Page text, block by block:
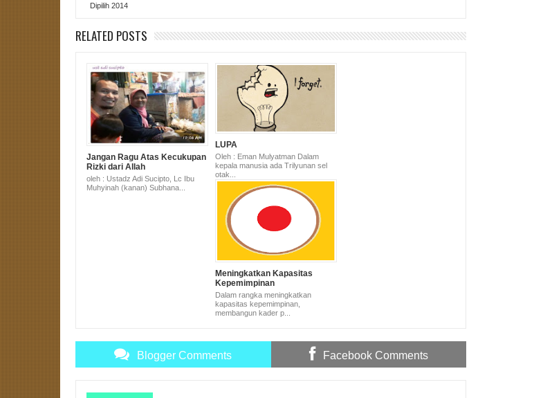
Dipilih 2014
RELATED POSTS
Jangan Ragu Atas Kecukupan
Rizki dari Allah
oleh : Ustadz Adi Sucipto, Lc Ibu
Muhyinah (kanan) Subhana...
LUPA
Oleh : Eman Mulyatman Dalam
kepala manusia ada Trilyunan sel
otak...
Meningkatkan Kapasitas
Kepemimpinan
Dalam rangka meningkatkan
kapasitas kepemimpinan,
membangun kader p...
Blogger Comments Facebook Comments